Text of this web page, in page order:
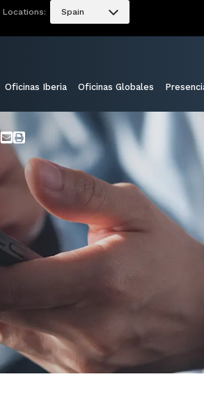
Spain
Oficinas Iberia Oficinas Globales